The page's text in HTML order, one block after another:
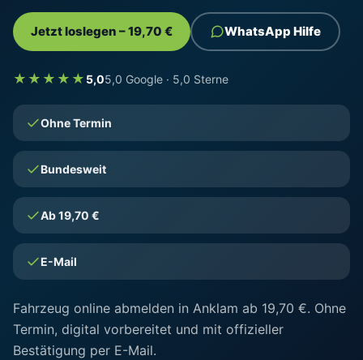
Jetzt loslegen – 19,70 € WhatsApp Hilfe
★★★★★ 5,05,0 Google · 5,0 Sterne
Ohne Termin
Bundesweit
Ab 19,70 €
E-Mail
Fahrzeug online abmelden in Anklam ab 19,70 €. Ohne
Termin, digital vorbereitet und mit offizieller
Bestätigung per E-Mail.